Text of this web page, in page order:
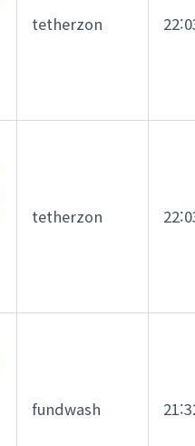
tetherzon
tetherzon
fundwash